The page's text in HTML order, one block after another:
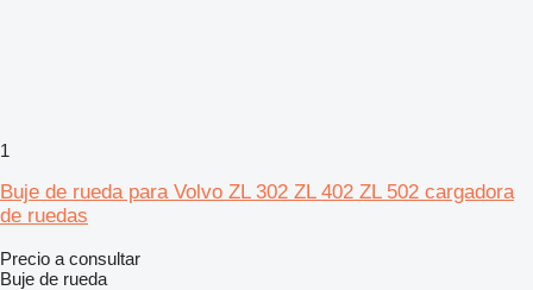
1
Buje de rueda para Volvo ZL 302 ZL 402 ZL 502 cargadora
de ruedas
Precio a consultar
Buje de rueda